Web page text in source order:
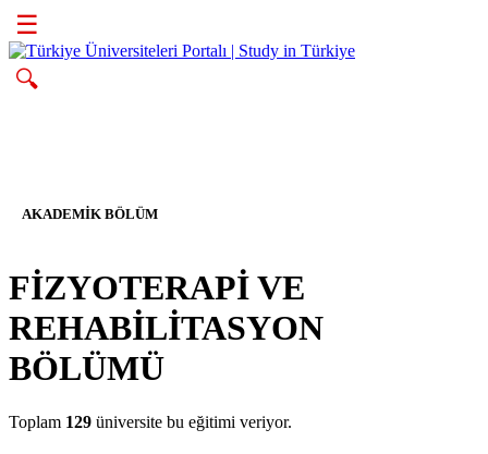
☰
🔍
AKADEMIK BÖLÜM
FİZYOTERAPİ VE
REHABİLİTASYON
BÖLÜMÜ
Toplam 129 üniversite bu eğitimi veriyor.